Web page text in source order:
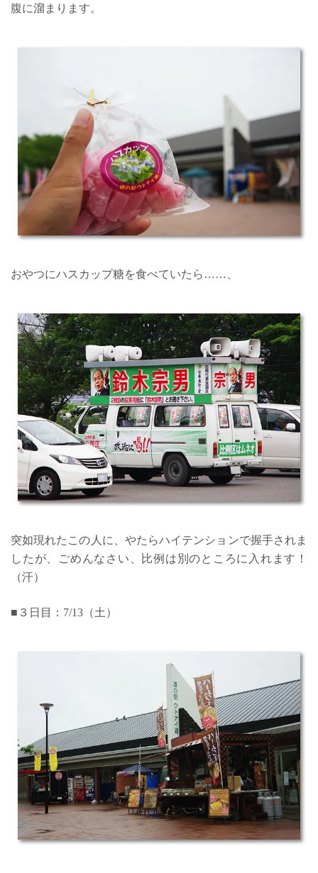
腹に溜まります。
おやつにハスカップ糖を食べていたら……、
突如現れたこの人に、やたらハイテンションで握手されま
したが、ごめんなさい、比例は別のところに入れます！
（汗）
■３日目：7/13（土）